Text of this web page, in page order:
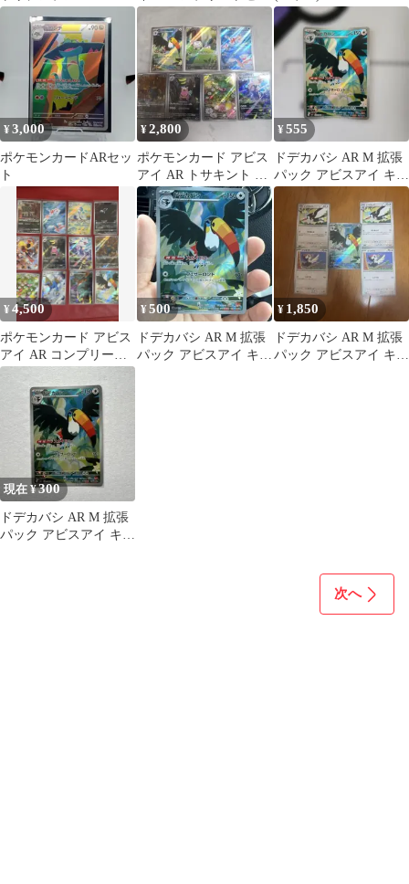
091/081
ト①
¥3,000
ポケモンカードARセッ
ト
¥2,800
ポケモンカード アビス
アイ AR トサキント ヤ
ドラン シルヴァディ カ
リキリ
¥555
ドデカバシ AR M 拡張
パック アビスアイ キラ
092/081
¥4,500
ポケモンカード アビス
アイ AR コンプリート
12枚
¥500
ドデカバシ AR M 拡張
パック アビスアイ キラ
¥ 1,850
ドデカバシ AR M 拡張
パック アビスアイ キラ
現在 ¥300
ドデカバシ AR M 拡張
パック アビスアイ キラ
次へ